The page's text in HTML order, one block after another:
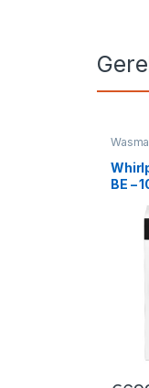
BE –
met